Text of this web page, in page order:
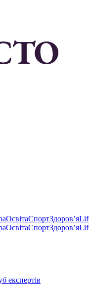
ОсвітаСпортЗдоровʼя
ОсвітаСпортЗдоровʼя
експертів